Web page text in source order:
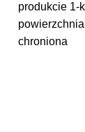
produkcie 1-
chroniona